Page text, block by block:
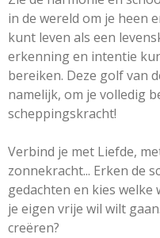
in de wereld om je heen
kunt leven als een
erkenning en intentie
bereiken. Deze golf van
namelijk, om je volledig
scheppingskracht!
Verbind je met Liefde,
zonnekracht... Erken de
gedachten en kies
je eigen vrije wil wilt
creëren?